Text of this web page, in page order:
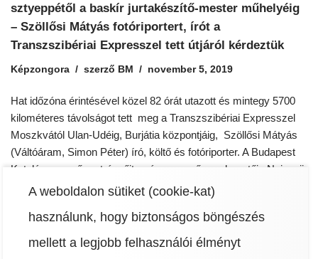
A weboldalon sütiket (cookie-kat)
használunk, hogy biztonságos böngészés
mellett a legjobb felhasználói élményt
sztyeppétől a baskír jurtakészítő-mester műhelyéig
– Szöllősi Mátyás fotóriportert, írót a
Transzszibériai Expresszel tett útjáról kérdeztük
Képzongora szerző BM november 5, 2019
Hat időzóna érintésével közel 82 órát utazott és mintegy 5700
kilométeres távolságot tett meg a Transzszibériai Expresszel
Moszkvától Ulan-Udéig, Burjátia központjáig, Szöllősi Mátyás
(Váltóáram, Simon Péter) író, költő és fotóriporter. A Budapest
Katalógus nevű portrégyűjtemény szerző-szerkesztője Nyizsnij-
Novgorodon, Permen, Krasznojarszkon, Irkutszkon át vezető
örökítette meg. Majd…Read More »